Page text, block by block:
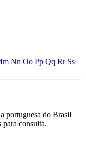
Nn Oo Pp Qq Rr Ss
portuguesa do Brasil
para consulta.